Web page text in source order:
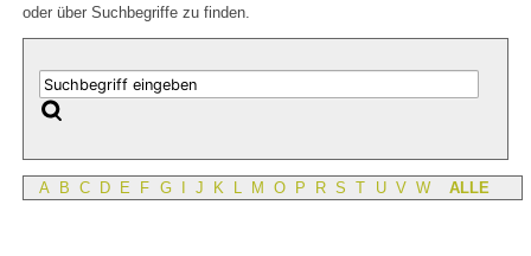
oder über Suchbegriffe zu finden.
A B C D E F G I J K L M O P R S T U V W ALLE